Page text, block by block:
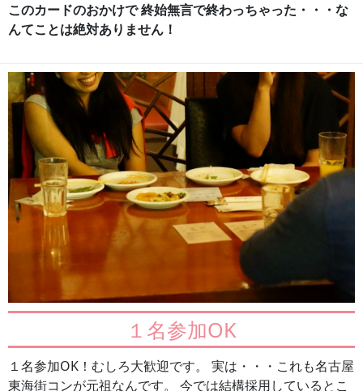
このカードのおかけで 終始無言で終わっちゃった・・・な
んてことは絶対ありません！
１名参加OK
１名参加OK！むしろ大歓迎です。 実は・・・これも名古屋
東海街コンが元祖なんです。 今では結構採用しているとこ